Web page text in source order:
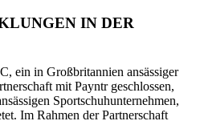
IN DER
ein in Großbritannien ansässiger
mit Payntr geschlossen,
Sportschuhunternehmen,
Im Rahmen der Partnerschaft